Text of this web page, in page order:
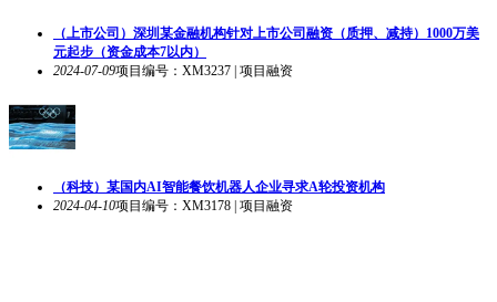
（上市公司）深圳某金融机构针对上市公司融资（质押、减持）1000万美
元起步（资金成本7以内）
2024-07-09项目编号：XM3237 | 项目融资
（科技）某国内AI智能餐饮机器人企业寻求A轮投资机构
2024-04-10项目编号：XM3178 | 项目融资